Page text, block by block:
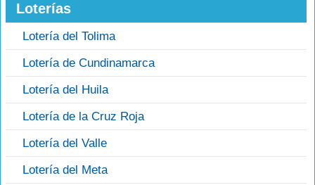
Loterías
Lotería del Tolima
Lotería de Cundinamarca
Lotería del Huila
Lotería de la Cruz Roja
Lotería del Valle
Lotería del Meta